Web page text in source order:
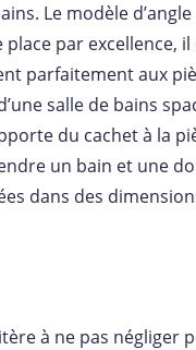
Le modèle
par excellence,
parfaitement aux
salle de bains
du cachet à la
un bain et une
dans des
à ne pas négliger